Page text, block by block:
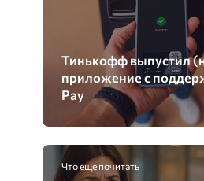
Тинькофф выпустил
приложение с
Pay
Что еще почитать